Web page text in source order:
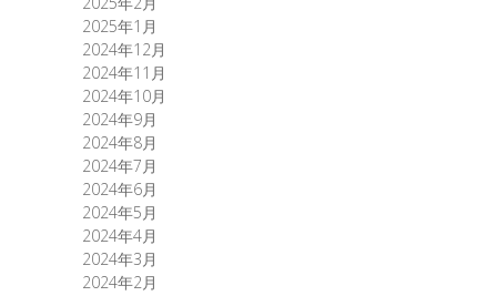
2025年1月
2024年12月
2024年11月
2024年10月
2024年9月
2024年8月
2024年7月
2024年6月
2024年5月
2024年4月
2024年3月
2024年2月